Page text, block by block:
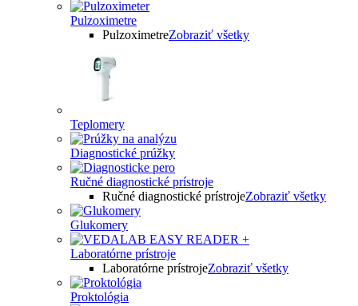
Pulzoximetre
PulzoximetreZobraziť všetky
Teplomery
Diagnostické prúžky
Ručné diagnostické prístroje
Ručné diagnostické prístrojeZobraziť všetky
Glukomery
Laboratórne prístroje
Laboratórne prístrojeZobraziť všetky
Proktológia